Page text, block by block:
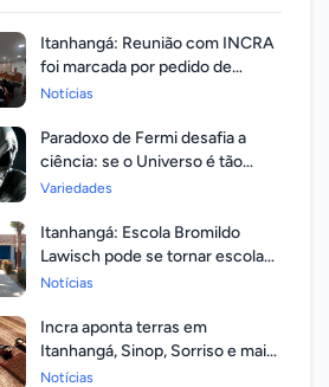
Itanhangá: Reunião com INCRA
foi marcada por pedido de
regularização pela população
Notícias
Paradoxo de Fermi desafia a
ciência: se o Universo é tão
vasto, por que ninguém
Variedades
Itanhangá: Escola Bromildo
Lawisch pode se tornar escola
cívico-militar
Notícias
Incra aponta terras em
Itanhangá, Sinop, Sorriso e mais
14 entre as com maior
Notícias